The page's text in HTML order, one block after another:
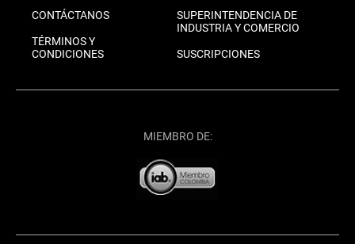
CONTÁCTANOS
TÉRMINOS Y
CONDICIONES
SUPERINTENDENCIA DE
INDUSTRIA Y COMERCIO
SUSCRIPCIONES
MIEMBRO DE: